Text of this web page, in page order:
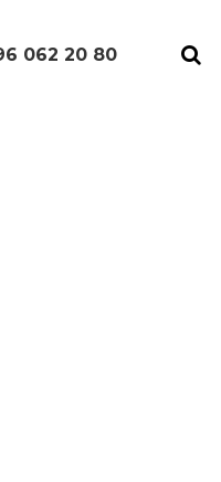
062 20 80